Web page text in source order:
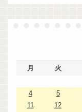
月 火
4
5
11
12